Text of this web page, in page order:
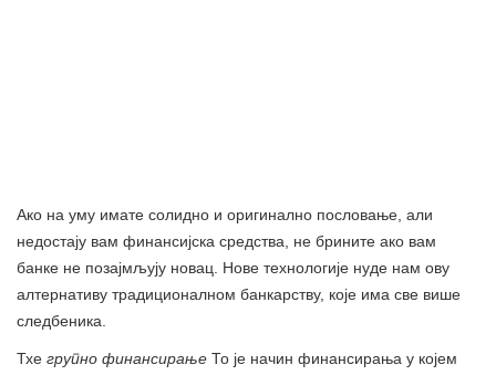
Ако на уму имате солидно и оригинално пословање, али
недостају вам финансијска средства, не брините ако вам
банке не позајмљују новац. Нове технологије нуде нам ову
алтернативу традиционалном банкарству, које има све више
следбеника.
Тхе групно финансирање То је начин финансирања у којем